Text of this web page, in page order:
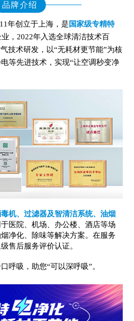
品牌介绍
年创立于上海，是国家级专精特
，2022年入选全球清洁技术百
技术研发，以“无耗材更节能”为核
等先进技术，实现“让空调秒变净
机、过滤器及智清洁系统、油烟
于医院、机场、办公楼、酒店等场
净化、除味等解决方案。在服务
售后服务评价认证。
呼吸，助您“可以深呼吸”。